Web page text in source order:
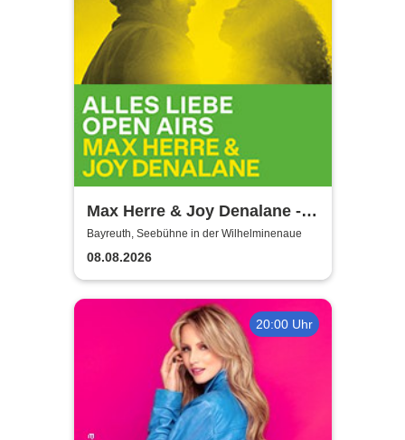
Max Herre & Joy Denalane -
Alles Liebe Open Airs '26
Bayreuth, Seebühne in der Wilhelminenaue
08.08.2026
20:00 Uhr